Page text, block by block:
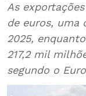
As
de euros, uma
2025,
217,2 mil
segundo o